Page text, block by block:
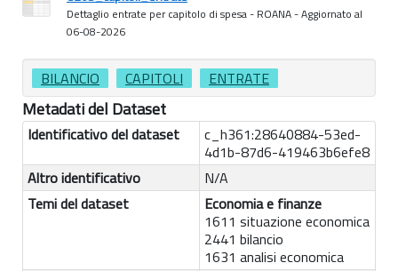
Dettaglio entrate per capitolo di spesa - ROANA - Aggiornato al
06-08-2026
BILANCIO CAPITOLI ENTRATE
Metadati del Dataset
Identificativo del dataset
c_h361:28640884-53ed-
4d1b-87d6-419463b6efe8
Altro identificativo
N/A
Temi del dataset
Economia e finanze
1611 situazione economica
2441 bilancio
1631 analisi economica